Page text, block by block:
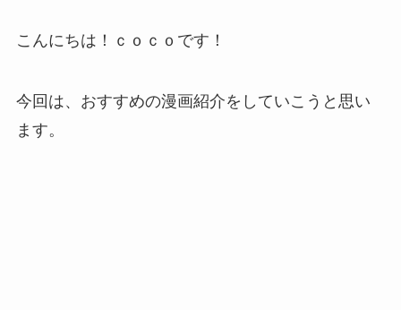
こんにちは！ｃｏｃｏです！
今回は、おすすめの漫画紹介をしていこうと思い
ます。